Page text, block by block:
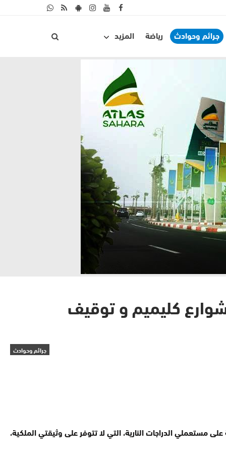
جرائم وحوادث رياضة المزيد
كليميم و توقيف
جرائم وحوادث
مستعملي الدراجات النارية، التي لا تتوفر على وثيقتي الملكية،